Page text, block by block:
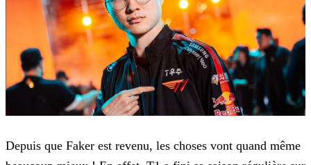
Depuis que Faker est revenu, les choses vont quand même